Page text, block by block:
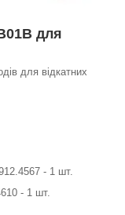
для
для відкатних
- 1 шт.
- 1 шт.